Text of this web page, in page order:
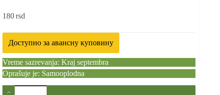
180rsd
Доступно за авансну куповину
Vreme sazrevanja: Kraj septembra
Oprašuje je: Samooplodna
Sadnice